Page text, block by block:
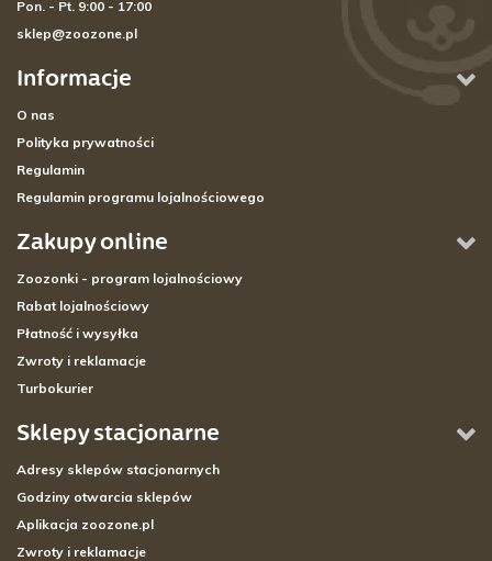
Informacje
O nas
Polityka prywatności
Regulamin
Regulamin programu lojalnościowego
Zakupy online
Zoozonki - program lojalnościowy
Rabat lojalnościowy
Płatność i wysyłka
Zwroty i reklamacje
Turbokurier
Sklepy stacjonarne
Adresy sklepów stacjonarnych
Godziny otwarcia sklepów
Aplikacja zoozone.pl
Zwroty i reklamacje
Pon. - Pt. 9:00 - 17:00
sklep@zoozone.pl